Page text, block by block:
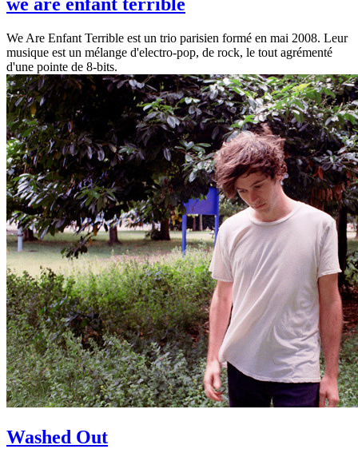
we are enfant terrible
We Are Enfant Terrible est un trio parisien formé en mai 2008. Leur
musique est un mélange d'electro-pop, de rock, le tout agrémenté
d'une pointe de 8-bits.
Washed Out